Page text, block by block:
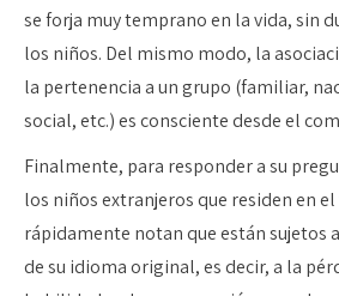
se forja muy temprano en la vida, sin
los niños. Del mismo modo, la
la pertenencia a un grupo (familiar,
social, etc.) es consciente desde el
Finalmente, para responder a su
los niños extranjeros que residen en
rápidamente notan que están sujetos
de su idioma original, es decir, a la